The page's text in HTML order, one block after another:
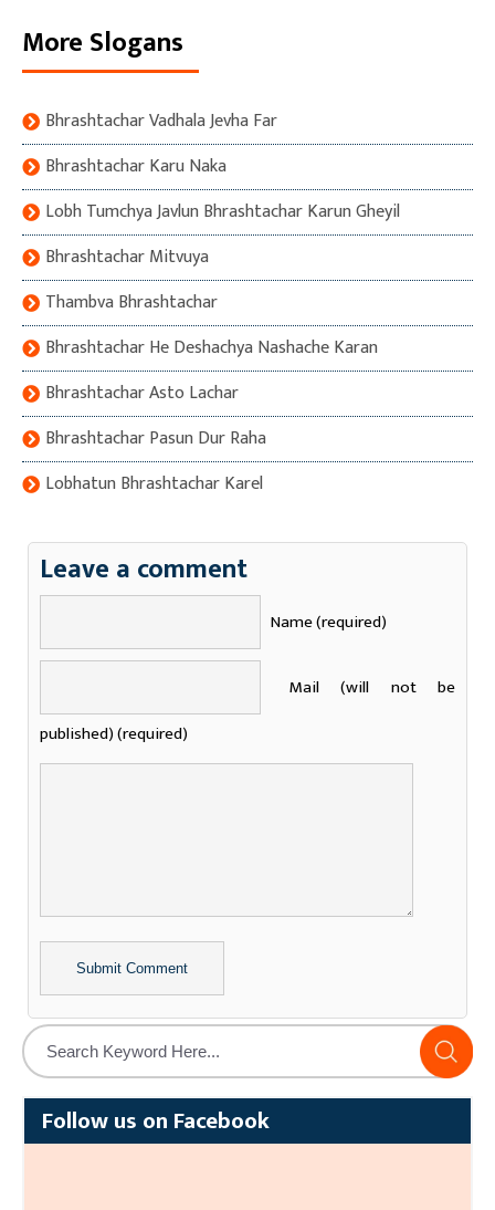
More Slogans
Bhrashtachar Vadhala Jevha Far
Bhrashtachar Karu Naka
Lobh Tumchya Javlun Bhrashtachar Karun Gheyil
Bhrashtachar Mitvuya
Thambva Bhrashtachar
Bhrashtachar He Deshachya Nashache Karan
Bhrashtachar Asto Lachar
Bhrashtachar Pasun Dur Raha
Lobhatun Bhrashtachar Karel
Leave a comment
Name (required)
Mail (will not be
published) (required)
Alternative:
Follow us on Facebook